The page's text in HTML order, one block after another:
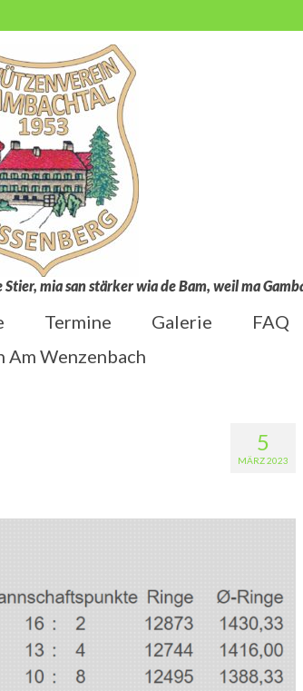
mia san stärker wia de Bam, weil ma
Termine Galerie FAQ
Am Wenzenbach
5
MÄRZ 2023